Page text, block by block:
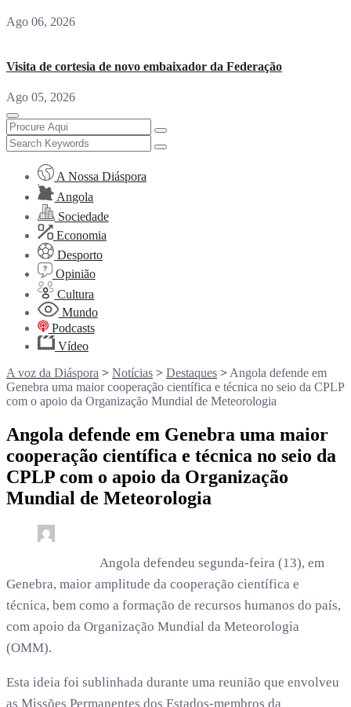
Ago 06, 2026
Visita de cortesia de novo embaixador da Federação
Ago 05, 2026
A Nossa Diáspora
Angola
Sociedade
Economia
Desporto
Opinião
Cultura
Mundo
Podcasts
Vídeo
A voz da Diáspora > Notícias > Destaques > Angola defende em
Genebra uma maior cooperação científica e técnica no seio da CPLP
com o apoio da Organização Mundial de Meteorologia
Angola defende em Genebra uma maior
cooperação científica e técnica no seio da
CPLP com o apoio da Organização
Mundial de Meteorologia
Angola defendeu segunda-feira (13), em
Genebra, maior amplitude da cooperação científica e
técnica, bem como a formação de recursos humanos do país,
com apoio da Organização Mundial da Meteorologia
(OMM).
Esta ideia foi sublinhada durante uma reunião que envolveu
as Missões Permanentes dos Estados-membros da